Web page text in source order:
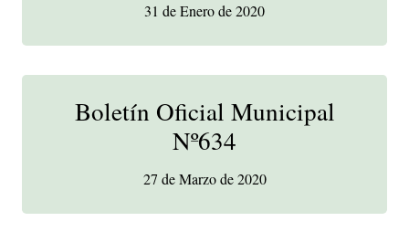
31 de Enero de 2020
Boletín Oficial Municipal
Nº634
27 de Marzo de 2020